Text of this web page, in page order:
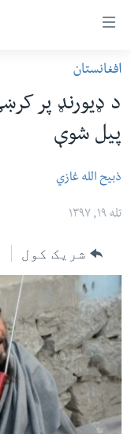
رسي
وړ
اتصالات
متن
ته
عمومي
لارښود
ته
لاړ
لټون
ځای
افغانستان
سیمه
امریکا
ځوانان
د بیان ازادي
روغتیا
سرمقاله
له مونږ سره په تماس کې پاتې شئ
افغانستان
د ډیورنډ پر
پیل شوې
ذبیح الله غازي
تله ۱۹, ۱۳۹۷
شریک کول